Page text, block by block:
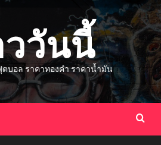
วันนี้
บอล ราคาทองคำ ราคาน้ำมัน